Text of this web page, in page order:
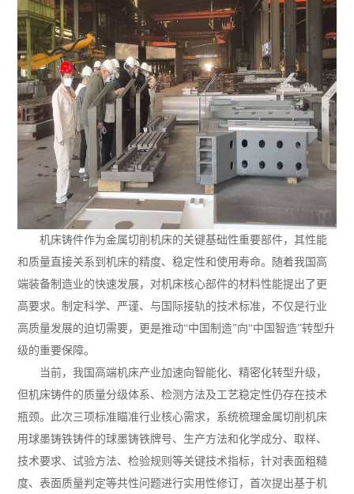
机床铸件作为金属切削机床的关键基础性重要部件，其性能
和质量直接关系到机床的精度、稳定性和使用寿命。随着我国高
端装备制造业的快速发展，对机床核心部件的材料性能提出了更
高要求。制定科学、严谨、与国际接轨的技术标准，不仅是行业
高质量发展的迫切需要，更是推动“中国制造”向“中国智造”转型升
级的重要保障。
当前，我国高端机床产业加速向智能化、精密化转型升级，
但机床铸件的质量分级体系、检测方法及工艺稳定性仍存在技术
瓶颈。此次三项标准瞄准行业核心需求，系统梳理金属切削机床
用球墨铸铁铸件的球墨铸铁牌号、生产方法和化学成分、取样、
技术要求、试验方法、检验规则等关键技术指标，针对表面粗糙
度、表面质量判定等共性问题进行实用性修订，首次提出基于机